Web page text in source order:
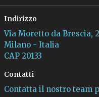
Indirizzo
Via Moretto da Brescia,
Milano - Italia
CAP 20133
Contatti
Contatta il nostro team